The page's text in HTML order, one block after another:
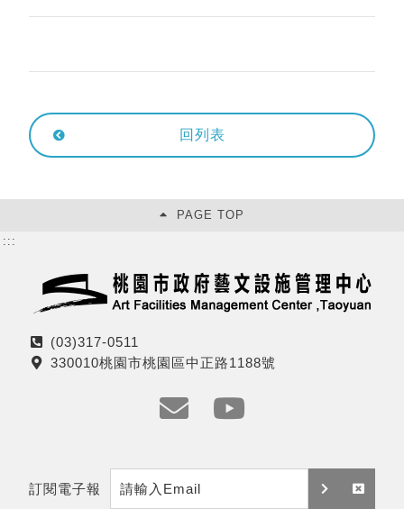
回列表
PAGE TOP
:::
電
話
(03)317-0511
地
330010桃園市桃園區中正路1188號
m
t
訂閱電子報